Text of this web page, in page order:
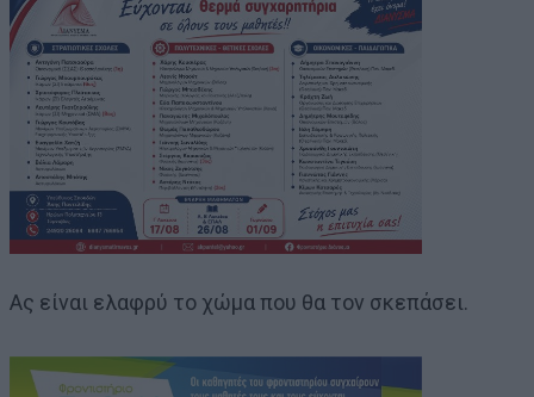
Ας είναι ελαφρύ το χώμα που θα τον σκεπάσει.